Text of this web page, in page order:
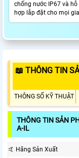
chống nước IP67 và
hợp lắp đặt cho mọi
📖 THÔNG TIN
THÔNG SỐ KỸ THUẬT
THÔNG TIN SẢN
A-IL
️🤙 Hãng Sản Xuất